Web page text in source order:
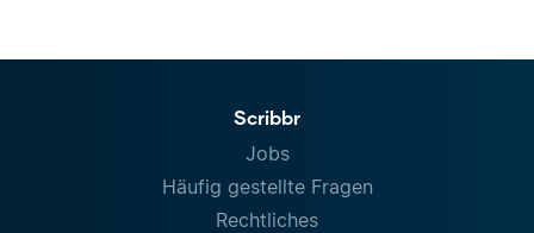
Scribbr
Jobs
Häufig gestellte Fragen
Rechtliches